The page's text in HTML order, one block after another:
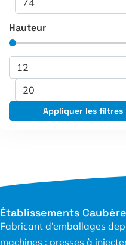
Hauteur
Appliquer les filtres
Établissements Caubère
Fabricant d’emballages
machines : presses à